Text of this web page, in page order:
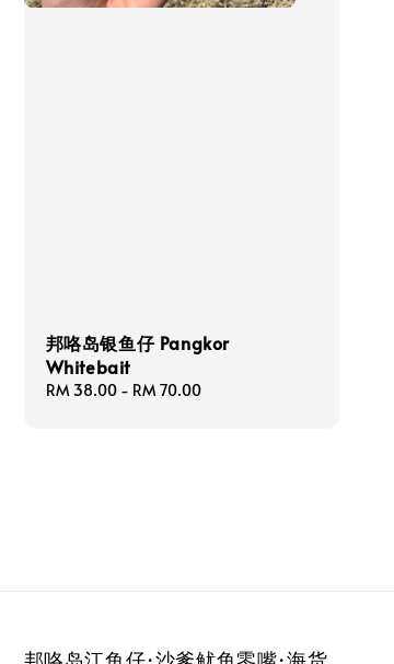
邦咯岛银鱼仔 Pangkor
Whitebait
Regular
RM 38.00 - RM 70.00